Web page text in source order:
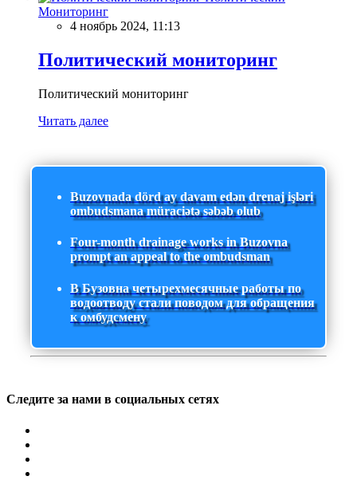
Мониторинг
4 ноябрь 2024, 11:13
Политический мониторинг
Политический мониторинг
Читать далее
Buzovnada dörd ay davam edən drenaj işləri
ombudsmana müraciətə səbəb olub
Four-month drainage works in Buzovna
prompt an appeal to the ombudsman
В Бузовна четырехмесячные работы по
водоотводу стали поводом для обращения
к омбудсмену
Следите за нами в социальных сетях